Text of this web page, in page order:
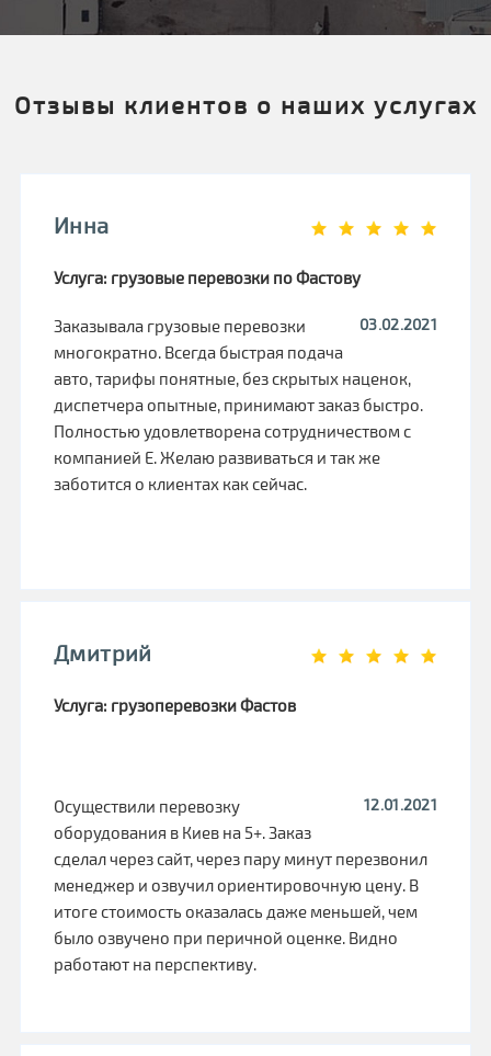
Отзывы клиентов о наших услугах
Инна
Услуга: грузовые перевозки по Фастову
03.02.2021
Заказывала грузовые перевозки
многократно. Всегда быстрая подача
авто, тарифы понятные, без скрытых наценок,
диспетчера опытные, принимают заказ быстро.
Полностью удовлетворена сотрудничеством с
компанией Е. Желаю развиваться и так же
заботится о клиентах как сейчас.
Дмитрий
Услуга: грузоперевозки Фастов
12.01.2021
Осуществили перевозку
оборудования в Киев на 5+. Заказ
сделал через сайт, через пару минут перезвонил
менеджер и озвучил ориентировочную цену. В
итоге стоимость оказалась даже меньшей, чем
было озвучено при перичной оценке. Видно
работают на перспективу.